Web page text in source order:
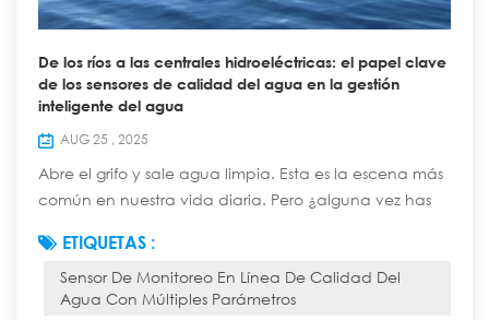
De los ríos a las centrales hidroeléctricas: el papel clave
de los sensores de calidad del agua en la gestión
inteligente del agua
AUG 25 , 2025
Abre el grifo y sale agua limpia. Esta es la escena más
común en nuestra vida diaria. Pero ¿alguna vez has
recorrido un largo, complejo y tecnológicamente
avanzado "viaje inteligente" desde una fuente natural
hasta el grifo de tu casa? En este viaje, diversos
ETIQUETAS :
Sensor De Monitoreo En Línea De Calidad Del
Agua Con Múltiples Parámetros